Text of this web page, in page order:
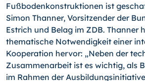
Fußbodenkonstruktionen ist
Simon Thanner, Vorsitzender der
Estrich und Belag im ZDB. Thanner
thematische Notwendigkeit einer
Kooperation hervor: „Neben der
Zusammenarbeit ist es wichtig, als
im Rahmen der